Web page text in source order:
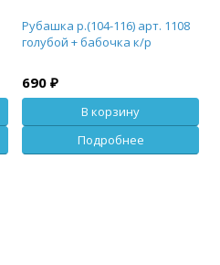
Рубашка р.(104-116) арт. 1108
голубой + бабочка к/р
690 ₽
В корзину
Подробнее